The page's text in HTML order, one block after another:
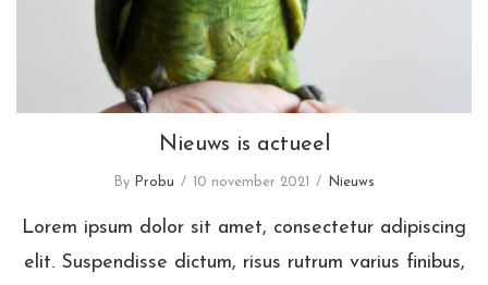
Nieuws is actueel
By Probu 10 november 2021 Nieuws
Lorem ipsum dolor sit amet, consectetur adipiscing
elit. Suspendisse dictum, risus rutrum varius finibus,